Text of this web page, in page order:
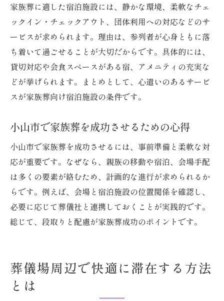
家族葬に適した宿泊施設には、静かな環境、柔軟なチェ
ックイン・チェックアウト、団体利用への対応などのサ
ービスが求められます。理由は、参列者が心身ともに落
ち着いて過ごせることが大切だからです。具体的には、
貸切対応や会食スペースがある宿、アメニティの充実な
どが挙げられます。まとめとして、心遣いのあるサービ
スが家族葬向け宿泊施設の条件です。
小山市で家族葬を成功させるための心得
小山市で家族葬を成功させるには、事前準備と柔軟な対
応が重要です。なぜなら、親族の移動や宿泊、会場手配
は多くの要素が絡むため、計画的な進行が求められるか
らです。例えば、会場と宿泊施設の位置関係を確認し、
必要に応じて葬儀社と連携しておくことが実践的です。
総じて、段取りと配慮が家族葬成功のポイントです。
葬儀場周辺で快適に滞在する方法
とは